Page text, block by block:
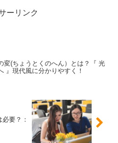
ーリンク
変(ちょうとくのへん）とは？『 光
』現代風に分かりやすく！
要？：